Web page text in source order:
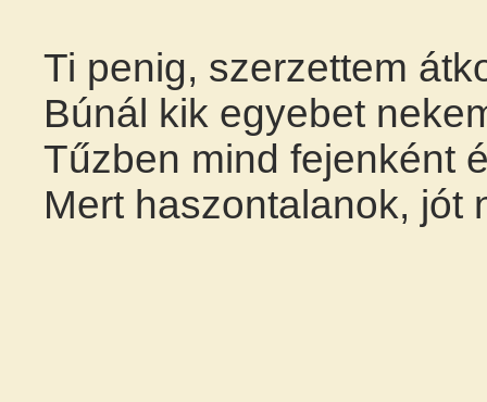
Ti penig, szerzettem
Búnál kik egyebet
Tűzben mind fejenként
Mert haszontalanok, jót